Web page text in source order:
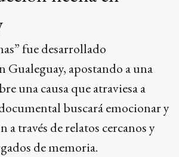
fue desarrollado
Gualeguay, apostando a una
una causa que atraviesa a
buscará emocionar y
a través de relatos cercanos y
de memoria.